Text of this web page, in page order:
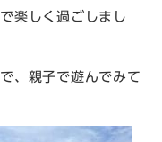
楽しく過ごしまし
、親子で遊んでみて